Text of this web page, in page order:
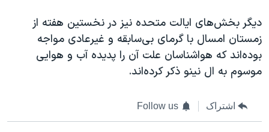
نرگس محمدی برنده جایزه نوبل صلح
همایش محافظه‌کاران آمریکا «سی‌پک»
صفحه‌های ویژه
دیگر بخش‌های ایالت متحده نیز در نخستین هفته از
زمستان امسال با گرمای بی‌سابقه و غیرعادی مواجه
بوده‌اند که هوا‌شناسان علت آن را پدیده آب و هوایی
موسوم به ال نینو ذکر کرده‌اند.
اشتراک Follow us